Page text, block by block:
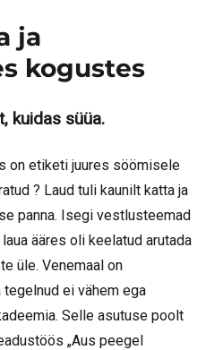
ja
kogustes
kuidas süüa.
on etiketi juures söömisele
? Laud tuli kaunilt katta ja
panna. Isegi vestlusteemad
ääres oli keelatud arutada
üle. Venemaal on
ei vähem ega
Selle asutuse poolt
„Aus peegel